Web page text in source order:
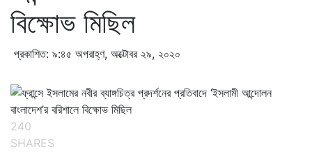
বিক্ষোভ মিছিল
প্রকাশিত: ৯:৪৫ অপরাহ্ণ, অক্টোবর ২৯, ২০২০
240
SHARES